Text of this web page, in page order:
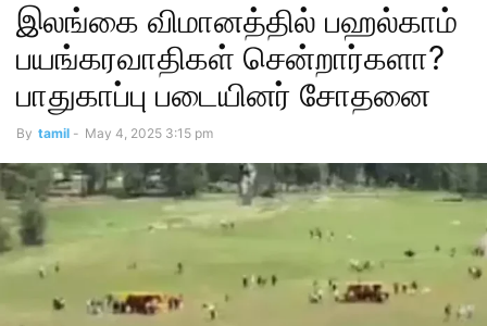
இலங்கை விமானத்தில் பஹல்காம்
பயங்கரவாதிகள் சென்றார்களா?
பாதுகாப்பு படையினர் சோதனை
By tamil - May 4, 2025 3:15 pm